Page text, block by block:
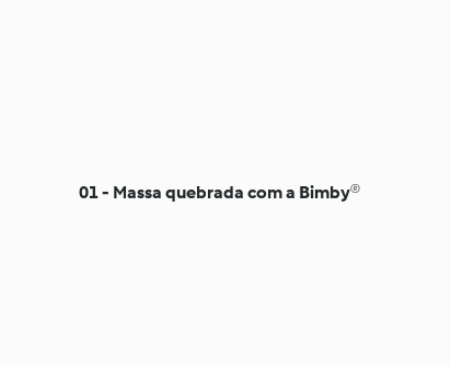
01 - Massa quebrada com a Bimby®